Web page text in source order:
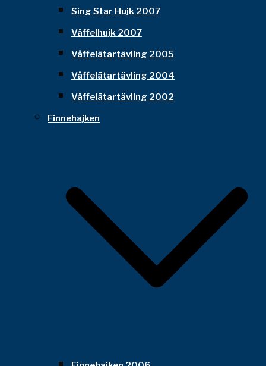
Sing Star Hujk 2007
Våffelhujk 2007
Våffelätartävling 2005
Våffelätartävling 2004
Våffelätartävling 2002
Finnehajken